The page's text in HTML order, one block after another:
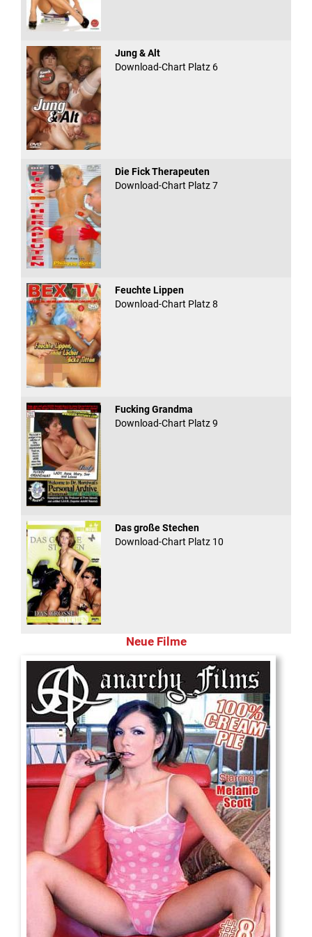
Jung & Alt
Download-Chart Platz 6
Die Fick Therapeuten
Download-Chart Platz 7
Feuchte Lippen
Download-Chart Platz 8
Fucking Grandma
Download-Chart Platz 9
Das große Stechen
Download-Chart Platz 10
Neue Filme